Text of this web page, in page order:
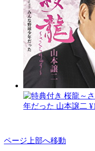
桜龍～
年だった 山本譲二
ページ上部へ移動